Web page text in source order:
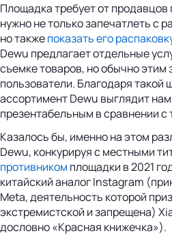
Площадка требует от
нужно не только запечатлеть с
но такжепоказать его
Dewu предлагает отдельные
съемке товаров, но обычно
пользователи. Благодаря такой
ассортимент Dewu выглядит
презентабельным в сравнении с
Казалось бы, именно на этом
Dewu, конкурируя с местными
противником площадки в 2021
китайский аналог Instagram
Meta, деятельность которой
экстремистской и запрещена)
дословно «Красная книжечка»).